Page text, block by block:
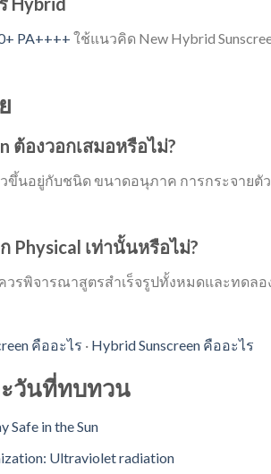
PA++++ ใช้แนวคิด New Hybrid
ต้องวอกเสมอหรือไม่?
ขึ้นอยู่กับชนิด ขนาดอนุภาค การกระจายตั
Physical เท่านั้นหรือไม่?
รพิจารณาสูตรสำเร็จรูปทั้งหมดและทดลอ
คืออะไร · Hybrid Sunscreen คืออะไร
วันที่ทบทวน
Safe in the Sun
Ultraviolet radiation